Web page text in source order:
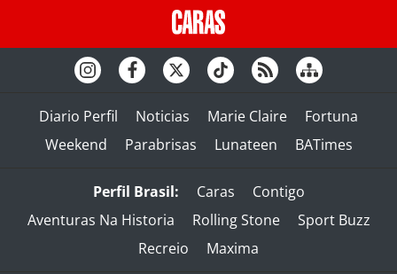
Diario Perfil Noticias Marie Claire
Fortuna
Weekend
Parabrisas Lunateen BATimes
Perfil Brasil: Caras
Contigo
Aventuras Na Historia
Rolling Stone
Sport Buzz
Recreio
Maxima